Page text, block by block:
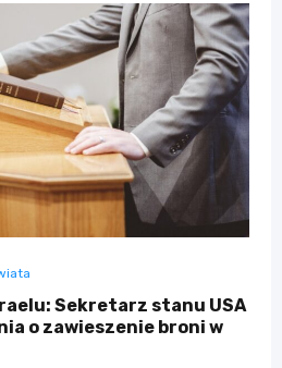
Sekretarz stanu USA
o zawieszenie broni w